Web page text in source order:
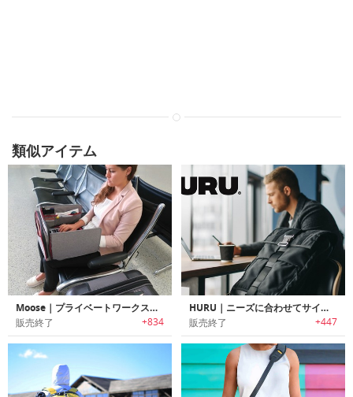
類似アイテム
Moose｜プライベートワークステーションになるノートPCバッグ「ムース」
販売終了 +834
HURU｜ニーズに合わせてサイズ変更可能なタフユースバックパック「フル」
販売終了 +447